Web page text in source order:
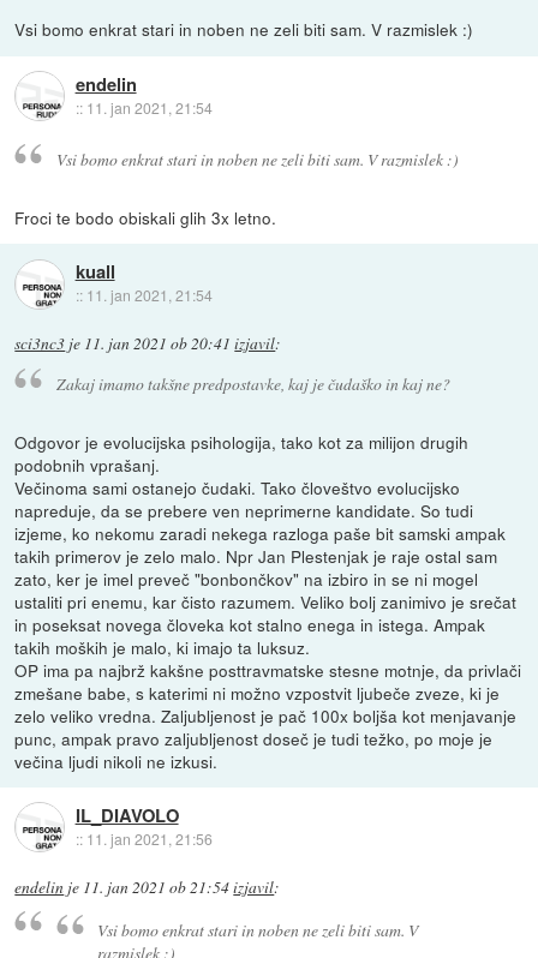
Vsi bomo enkrat stari in noben ne zeli biti sam. V razmislek :)
endelin
:: 11. jan 2021, 21:54
Vsi bomo enkrat stari in noben ne zeli biti sam. V razmislek :)
Froci te bodo obiskali glih 3x letno.
kuall
:: 11. jan 2021, 21:54
sci3nc3 je 11. jan 2021 ob 20:41 izjavil:
Zakaj imamo takšne predpostavke, kaj je čudaško in kaj ne?
Odgovor je evolucijska psihologija, tako kot za milijon drugih
podobnih vprašanj.
Večinoma sami ostanejo čudaki. Tako človeštvo evolucijsko
napreduje, da se prebere ven neprimerne kandidate. So tudi
izjeme, ko nekomu zaradi nekega razloga paše bit samski ampak
takih primerov je zelo malo. Npr Jan Plestenjak je raje ostal sam
zato, ker je imel preveč "bonbončkov" na izbiro in se ni mogel
ustaliti pri enemu, kar čisto razumem. Veliko bolj zanimivo je srečat
in poseksat novega človeka kot stalno enega in istega. Ampak
takih moških je malo, ki imajo ta luksuz.
OP ima pa najbrž kakšne posttravmatske stesne motnje, da privlači
zmešane babe, s katerimi ni možno vzpostvit ljubeče zveze, ki je
zelo veliko vredna. Zaljubljenost je pač 100x boljša kot menjavanje
punc, ampak pravo zaljubljenost doseč je tudi težko, po moje je
večina ljudi nikoli ne izkusi.
IL_DIAVOLO
:: 11. jan 2021, 21:56
endelin je 11. jan 2021 ob 21:54izjavil:
Vsi bomo enkrat stari in noben ne zeli biti sam. V
razmislek :)